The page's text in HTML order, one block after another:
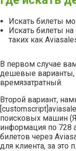
Искать билеты
Искать билеты
таких как
В первом случае
дешевые варианты,
времязатратный.
Второй вариант,
поисковых машин
информация по 728
билетов через
для клиента, за это